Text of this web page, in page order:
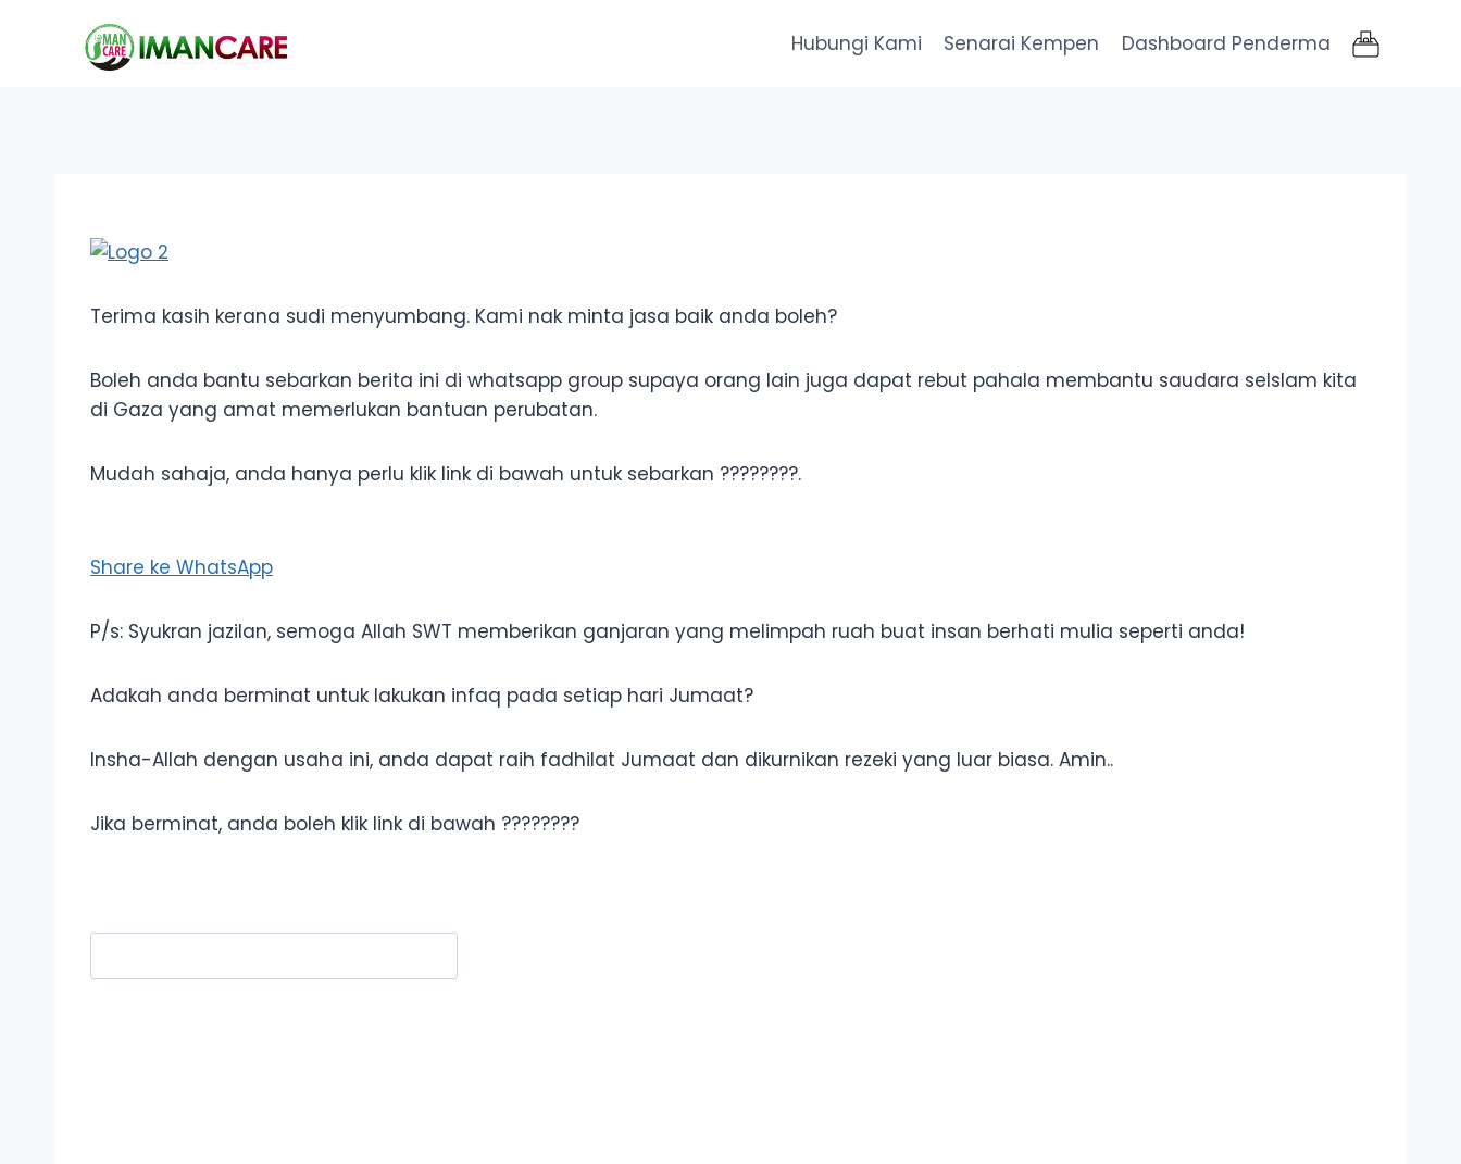
Hubungi Kami Senarai Kempen Dashboard Penderma
Terima kasih kerana sudi menyumbang. Kami nak minta jasa baik anda boleh?
Boleh anda bantu sebarkan berita ini di whatsapp group supaya orang lain juga dapat rebut pahala membantu saudara seIslam kita
di Gaza yang amat memerlukan bantuan perubatan.
Mudah sahaja, anda hanya perlu klik link di bawah untuk sebarkan ????????.
Share ke WhatsApp
P/s: Syukran jazilan, semoga Allah SWT memberikan ganjaran yang melimpah ruah buat insan berhati mulia seperti anda!
Adakah anda berminat untuk lakukan infaq pada setiap hari Jumaat?
Insha-Allah dengan usaha ini, anda dapat raih fadhilat Jumaat dan dikurnikan rezeki yang luar biasa. Amin..
Jika berminat, anda boleh klik link di bawah ????????